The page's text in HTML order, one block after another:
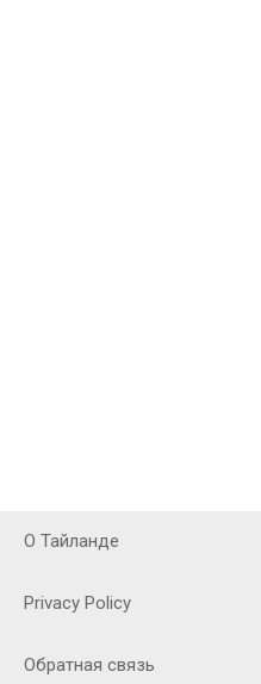
О Тайланде
Privacy Policy
Обратная связь